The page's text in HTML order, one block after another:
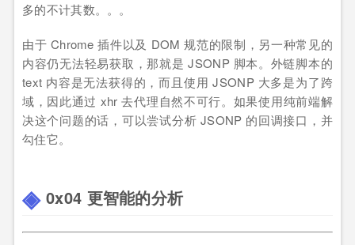
多的不计其数。。。
由于 Chrome 插件以及 DOM 规范的限制，另一种常见的
内容仍无法轻易获取，那就是 JSONP 脚本。外链脚本的
text 内容是无法获得的，而且使用 JSONP 大多是为了跨
域，因此通过 xhr 去代理自然不可行。如果使用纯前端解
决这个问题的话，可以尝试分析 JSONP 的回调接口，并
勾住它。
0x04 更智能的分析